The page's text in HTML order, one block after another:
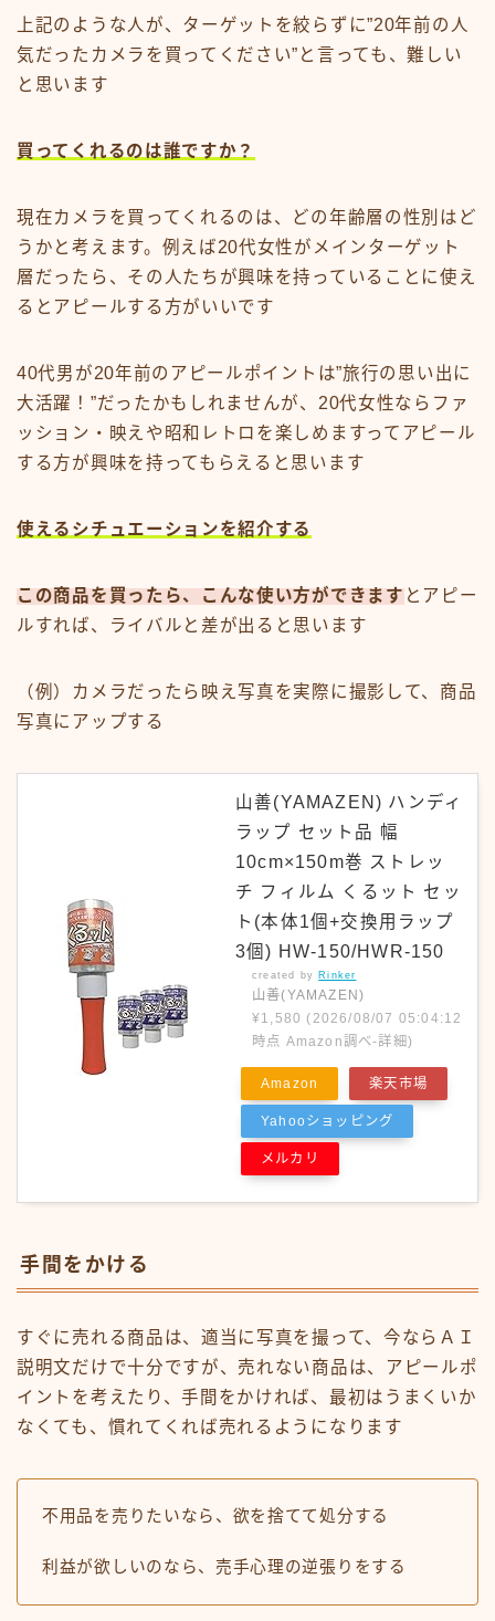
上記のような人が、ターゲットを絞らずに”20年前の人
気だったカメラを買ってください”と言っても、難しい
と思います
買ってくれるのは誰ですか？
現在カメラを買ってくれるのは、どの年齢層の性別はど
うかと考えます。例えば20代女性がメインターゲット
層だったら、その人たちが興味を持っていることに使え
るとアピールする方がいいです
40代男が20年前のアピールポイントは”旅行の思い出に
大活躍！”だったかもしれませんが、20代女性ならファ
ッション・映えや昭和レトロを楽しめますってアピール
する方が興味を持ってもらえると思います
使えるシチュエーションを紹介する
この商品を買ったら、こんな使い方ができます とアピー
ルすれば、ライバルと差が出ると思います
（例）カメラだったら映え写真を実際に撮影して、商品
写真にアップする
山善(YAMAZEN) ハンディ
ラップ セット品 幅
10cm×150m巻 ストレッ
チ フィルム くるット セッ
ト(本体1個+交換用ラップ
3個) HW-150/HWR-150
created by Rinker
山善(YAMAZEN)
¥1,580 (2026/08/07 05:04:12
時点 Amazon調べ-詳細)
Amazon 楽天市場
Yahooショッピング
メルカリ
手間をかける
すぐに売れる商品は、適当に写真を撮って、今ならＡＩ
説明文だけで十分ですが、売れない商品は、アピールポ
イントを考えたり、手間をかければ、最初はうまくいか
なくても、慣れてくれば売れるようになります
不用品を売りたいなら、欲を捨てて処分する
利益が欲しいのなら、売手心理の逆張りをする